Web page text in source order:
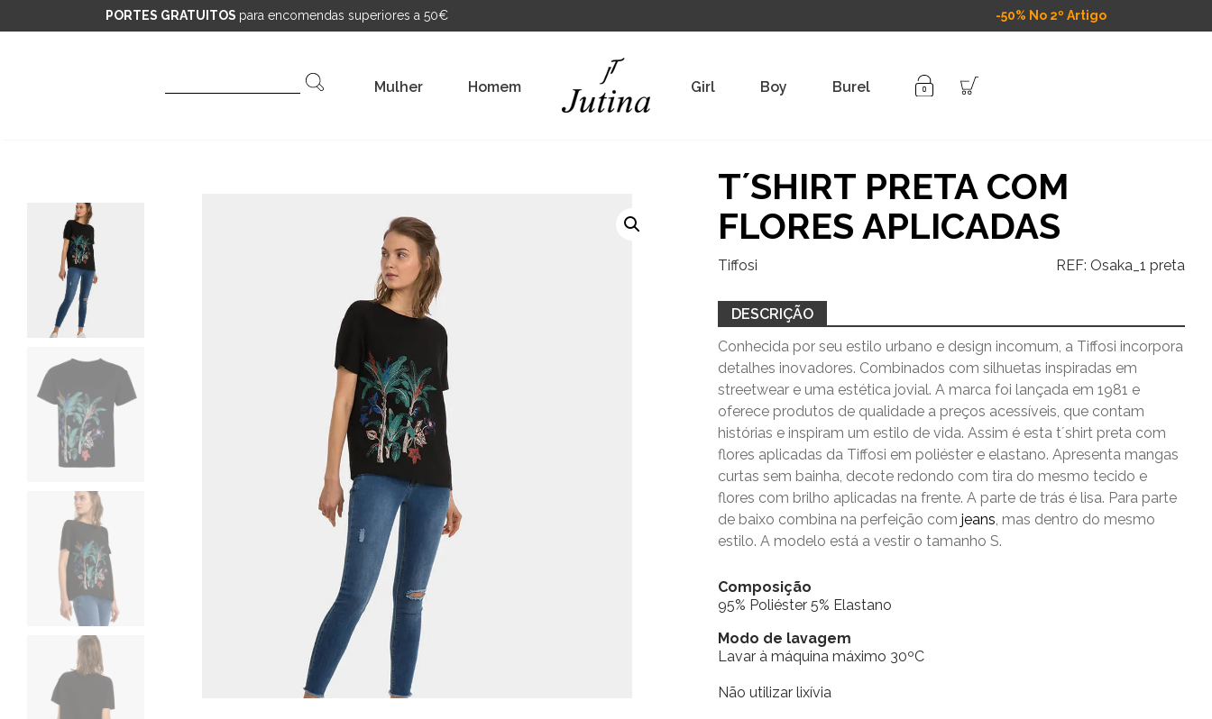
PORTES GRATUITOS para encomendas superiores a 50€ -50% No 2º Artigo
Mulher Homem Girl Boy Burel
T´SHIRT PRETA COM
FLORES APLICADAS
Tiffosi REF: Osaka_1 preta
DESCRIÇÃO
Conhecida por seu estilo urbano e design incomum, a Tiffosi incorpora
detalhes inovadores. Combinados com silhuetas inspiradas em
streetwear e uma estética jovial. A marca foi lançada em 1981 e
oferece produtos de qualidade a preços acessíveis, que contam
histórias e inspiram um estilo de vida. Assim é esta t´shirt preta com
flores aplicadas da Tiffosi em poliéster e elastano. Apresenta mangas
curtas sem bainha, decote redondo com tira do mesmo tecido e
flores com brilho aplicadas na frente. A parte de trás é lisa. Para parte
de baixo combina na perfeição comjeans, mas dentro do mesmo
estilo. A modelo está a vestir o tamanho S.
Composição
95% Poliéster 5% Elastano
Modo de lavagem
Lavar à máquina máximo 30ºC
Não utilizar lixívia